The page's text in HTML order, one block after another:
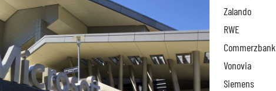
Zalando
RWE
Commerzbank
Vonovia
Siemens